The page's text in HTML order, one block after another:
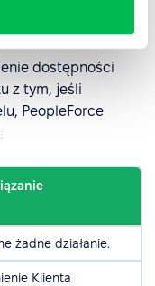
dostępności
z tym, jeśli
PeopleForce
żadne działanie.
Klienta